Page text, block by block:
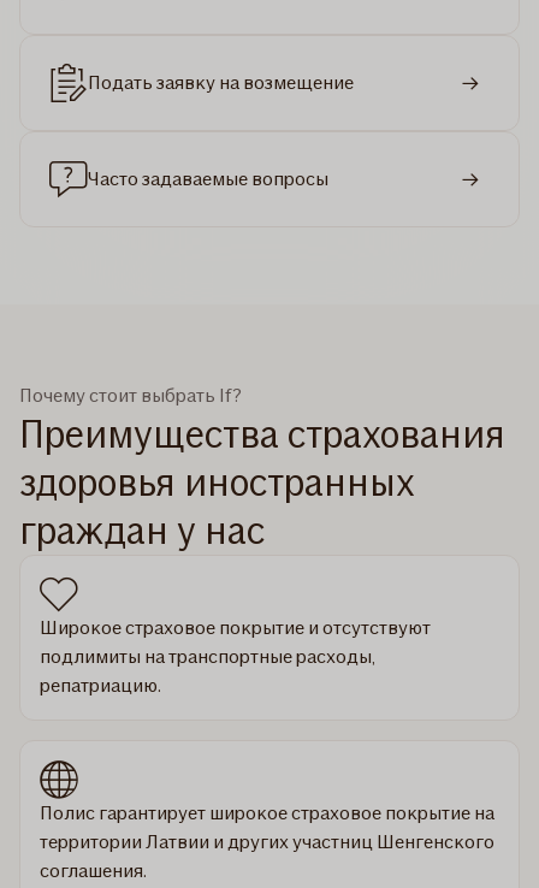
Подать заявку на возмещение
Часто задаваемые вопросы
Почему стоит выбрать If?
Преимущества страхования
здоровья иностранных
граждан у нас
Широкое страховое покрытие и отсутствуют
подлимиты на транспортные расходы,
репатриацию.
Полис гарантирует широкое страховое покрытие на
территории Латвии и других участниц Шенгенского
соглашения.